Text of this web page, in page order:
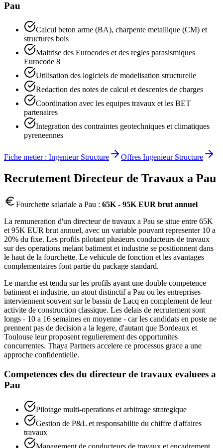
Pau
Calcul beton arme (BA), charpente metallique (CM) et
structures bois
Maitrise des Eurocodes et des regles parasismiques
Eurocode 8
Utilisation des logiciels de modelisation structurelle
Redaction des notes de calcul et descentes de charges
Coordination avec les equipes travaux et les BET
partenaires
Integration des contraintes geotechniques et climatiques
pyreneennes
Fiche metier : Ingenieur Structure Offres Ingenieur Structure
Recrutement Directeur de Travaux a Pau
Fourchette salariale a Pau : 65K - 95K EUR brut annuel
La remuneration d'un directeur de travaux a Pau se situe entre 65K
et 95K EUR brut annuel, avec un variable pouvant representer 10 a
20% du fixe. Les profils pilotant plusieurs conducteurs de travaux
sur des operations melant batiment et industrie se positionnent dans
le haut de la fourchette. Le vehicule de fonction et les avantages
complementaires font partie du package standard.
Le marche est tendu sur les profils ayant une double competence
batiment et industrie, un atout distinctif a Pau ou les entreprises
interviennent souvent sur le bassin de Lacq en complement de leur
activite de construction classique. Les delais de recrutement sont
longs - 10 a 16 semaines en moyenne - car les candidats en poste ne
prennent pas de decision a la legere, d'autant que Bordeaux et
Toulouse leur proposent regulierement des opportunites
concurrentes. Thaya Partners accelere ce processus grace a une
approche confidentielle.
Competences cles du directeur de travaux evaluees a
Pau
Pilotage multi-operations et arbitrage strategique
Gestion de P&L et responsabilite du chiffre d'affaires
travaux
Management de conducteurs de travaux et encadrement